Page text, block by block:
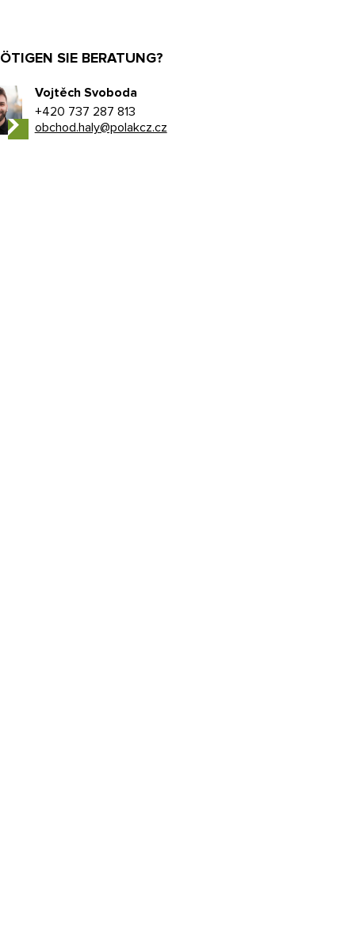
SIE BERATUNG?
Vojtěch Svoboda
+420 737 287 813
obchod.haly@polakcz.cz